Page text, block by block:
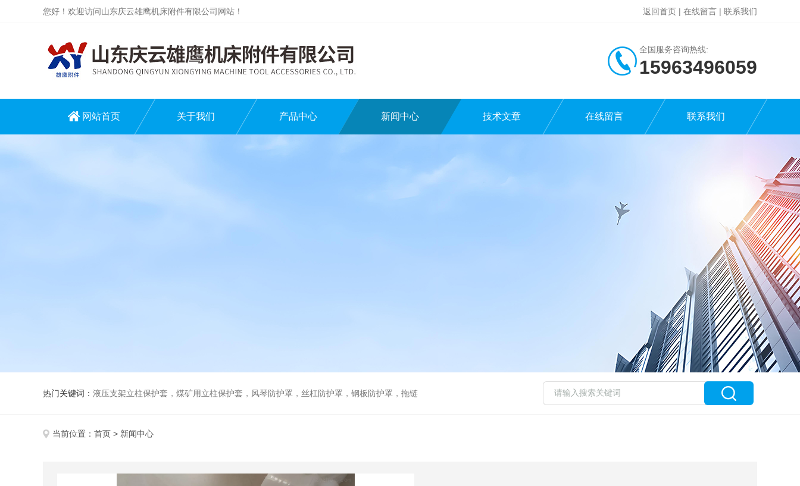
您好！欢迎访问山东庆云雄鹰机床附件有限公司网站！ 返回首页 | 在线留言 | 联系我们
全国服务咨询热线:
15963496059
网站首页 关于我们 产品中心 新闻中心 技术文章 在线留言 联系我们
热门关键词： 液压支架立柱保护套，煤矿用立柱保护套，风琴防护罩，丝杠防护罩，钢板防护罩，拖链
当前位置： 首页 > 新闻中心